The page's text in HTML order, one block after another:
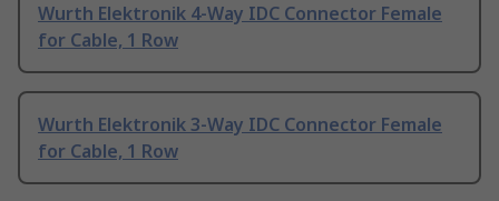
Wurth Elektronik 4-Way IDC Connector Female
for Cable, 1 Row
Wurth Elektronik 3-Way IDC Connector Female
for Cable, 1 Row